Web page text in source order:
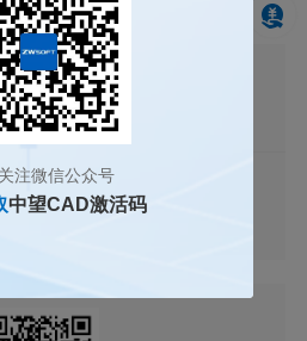
中望CAD
系统需求 历史版本
中望3D
注微信公众号
中望CAD激活码